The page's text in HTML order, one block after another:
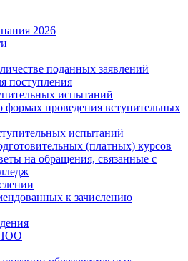
2026
поданных заявлений
поступления
испытаний
проведения вступительных
испытаний
(платных) курсов
на обращения, связанные с
к зачислению